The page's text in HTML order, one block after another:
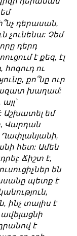
եմ
դերասան,
չունենա: Չեմ
դերդ
է քեզ, էլ
հոգուդ ու
քո՞նը ուր
ազատ խաղամ:
Աշխատել եմ
Վարդան
Ղափլանյանի,
հետ: Ամեն
Ճիշտ է,
են
պետք է
ինչ տալիս է
ավելացնի
է